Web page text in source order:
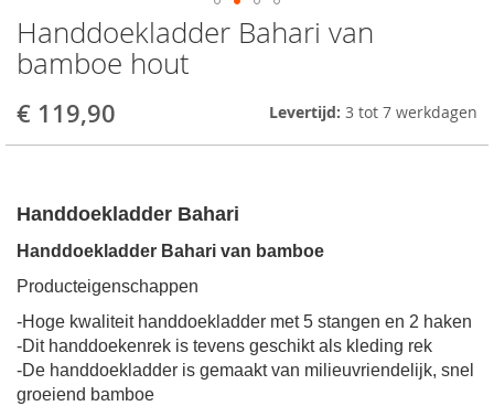
Handdoekladder Bahari van
bamboe hout
€ 119,90 Levertijd: 3 tot 7 werkdagen
Handdoekladder Bahari
Handdoekladder Bahari van bamboe
Producteigenschappen
-Hoge kwaliteit handdoekladder met 5 stangen en 2 haken
-Dit handdoekenrek is tevens geschikt als kleding rek
-De handdoekladder is gemaakt van milieuvriendelijk, snel
groeiend bamboe
Skip
to
the
of